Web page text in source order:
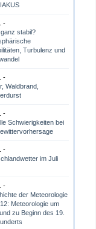
-
stabil?
Turbulenz und
-
Waldbrand,
-
Schwierigkeiten bei
-
im Juli
-
der Meteorologie
Meteorologie um
zu Beginn des 19.